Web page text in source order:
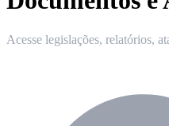
Acesse legislações, relatórios,